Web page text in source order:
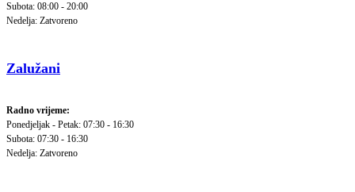
Subota: 08:00 - 20:00
Nedelja: Zatvoreno
Zalužani
Radno vrijeme:
Ponedjeljak - Petak: 07:30 - 16:30
Subota: 07:30 - 16:30
Nedelja: Zatvoreno